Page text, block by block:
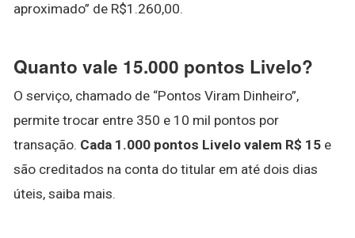
aproximado” de R$1.260,00.
Quanto vale 15.000 pontos Livelo?
O serviço, chamado de “Pontos Viram Dinheiro”,
permite trocar entre 350 e 10 mil pontos por
transação. Cada 1.000 pontos Livelo valem R$ 15 e
são creditados na conta do titular em até dois dias
úteis, saiba mais.